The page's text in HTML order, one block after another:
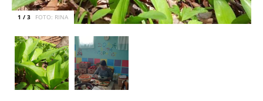
1 / 3 FOTO: RINA